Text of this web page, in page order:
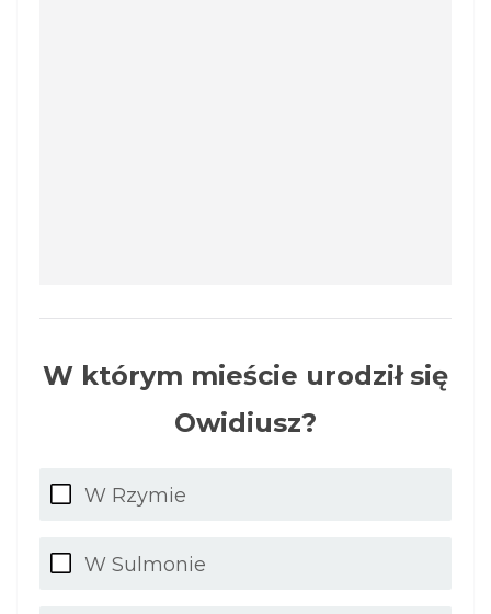
W którym mieście urodził się
Owidiusz?
W Rzymie
W Sulmonie